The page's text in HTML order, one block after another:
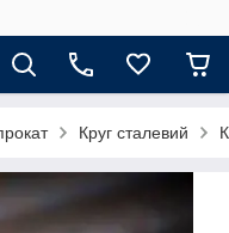
Круг сталевий